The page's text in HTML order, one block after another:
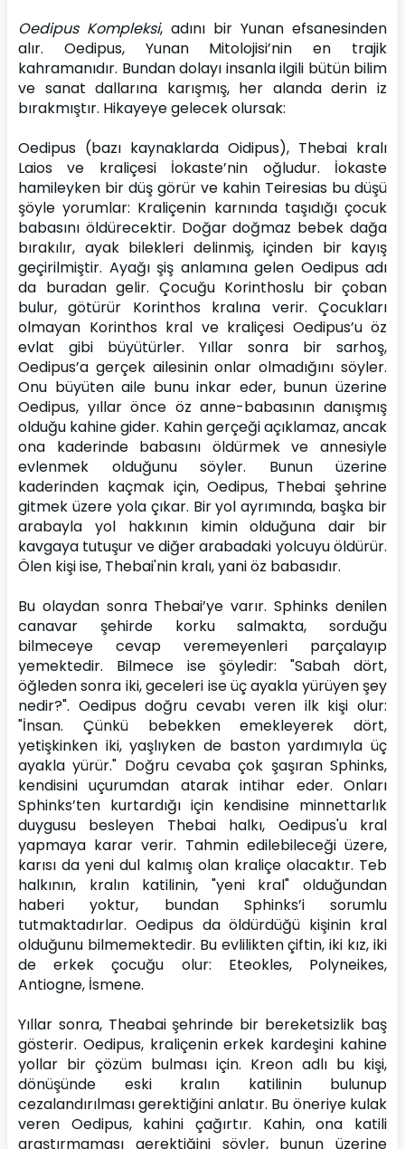
Oedipus Kompleksi, adını bir Yunan efsanesinden
alır. Oedipus, Yunan Mitolojisi’nin en trajik
kahramanıdır. Bundan dolayı insanla ilgili bütün bilim
ve sanat dallarına karışmış, her alanda derin iz
bırakmıştır. Hikayeye gelecek olursak:
Oedipus (bazı kaynaklarda Oidipus), Thebai kralı
Laios ve kraliçesi İokaste’nin oğludur. İokaste
hamileyken bir düş görür ve kahin Teiresias bu düşü
şöyle yorumlar: Kraliçenin karnında taşıdığı çocuk
babasını öldürecektir. Doğar doğmaz bebek dağa
bırakılır, ayak bilekleri delinmiş, içinden bir kayış
geçirilmiştir. Ayağı şiş anlamına gelen Oedipus adı
da buradan gelir. Çocuğu Korinthoslu bir çoban
bulur, götürür Korinthos kralına verir. Çocukları
olmayan Korinthos kral ve kraliçesi Oedipus’u öz
evlat gibi büyütürler. Yıllar sonra bir sarhoş,
Oedipus’a gerçek ailesinin onlar olmadığını söyler.
Onu büyüten aile bunu inkar eder, bunun üzerine
Oedipus, yıllar önce öz anne-babasının danışmış
olduğu kahine gider. Kahin gerçeği açıklamaz, ancak
ona kaderinde babasını öldürmek ve annesiyle
evlenmek olduğunu söyler. Bunun üzerine
kaderinden kaçmak için, Oedipus, Thebai şehrine
gitmek üzere yola çıkar. Bir yol ayrımında, başka bir
arabayla yol hakkının kimin olduğuna dair bir
kavgaya tutuşur ve diğer arabadaki yolcuyu öldürür.
Ölen kişi ise, Thebai'nin kralı, yani öz babasıdır.
Bu olaydan sonra Thebai’ye varır. Sphinks denilen
canavar şehirde korku salmakta, sorduğu
bilmeceye cevap veremeyenleri parçalayıp
yemektedir. Bilmece ise şöyledir: "Sabah dört,
öğleden sonra iki, geceleri ise üç ayakla yürüyen şey
nedir?". Oedipus doğru cevabı veren ilk kişi olur:
"İnsan. Çünkü bebekken emekleyerek dört,
yetişkinken iki, yaşlıyken de baston yardımıyla üç
ayakla yürür." Doğru cevaba çok şaşıran Sphinks,
kendisini uçurumdan atarak intihar eder. Onları
Sphinks’ten kurtardığı için kendisine minnettarlık
duygusu besleyen Thebai halkı, Oedipus'u kral
yapmaya karar verir. Tahmin edilebileceği üzere,
karısı da yeni dul kalmış olan kraliçe olacaktır. Teb
halkının, kralın katilinin, "yeni kral" olduğundan
haberi yoktur, bundan Sphinks’i sorumlu
tutmaktadırlar. Oedipus da öldürdüğü kişinin kral
olduğunu bilmemektedir. Bu evlilikten çiftin, iki kız, iki
de erkek çocuğu olur: Eteokles, Polyneikes,
Antiogne, İsmene.
Yıllar sonra, Theabai şehrinde bir bereketsizlik baş
gösterir. Oedipus, kraliçenin erkek kardeşini kahine
yollar bir çözüm bulması için. Kreon adlı bu kişi,
dönüşünde eski kralın katilinin bulunup
cezalandırılması gerektiğini anlatır. Bu öneriye kulak
veren Oedipus, kahini çağırtır. Kahin, ona katili
araştırmaması gerektiğini söyler, bunun üzerine